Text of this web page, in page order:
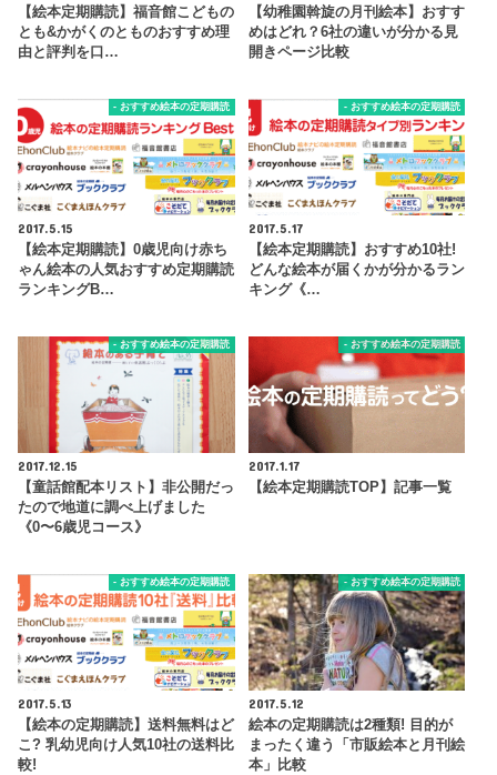
【絵本定期購読】福音館こどもの
とも&かがくのとものおすすめ理
由と評判を口…
【幼稚園斡旋の月刊絵本】おすす
めはどれ？6社の違いが分かる見
開きページ比較
- おすすめ絵本の定期購読
2017.5.15
【絵本定期購読】0歳児向け赤ち
ゃん絵本の人気おすすめ定期購読
ランキングB…
- おすすめ絵本の定期購読
2017.5.17
【絵本定期購読】おすすめ10社!
どんな絵本が届くかが分かるラン
キング《…
- おすすめ絵本の定期購読
2017.12.15
【童話館配本リスト】非公開だっ
たので地道に調べ上げました
《0〜6歳児コース》
- おすすめ絵本の定期購読
2017.1.17
【絵本定期購読TOP】記事一覧
- おすすめ絵本の定期購読
2017.5.13
【絵本の定期購読】送料無料はど
こ? 乳幼児向け人気10社の送料比
較!
- おすすめ絵本の定期購読
2017.5.12
絵本の定期購読は2種類! 目的が
まったく違う「市販絵本と月刊絵
本」比較